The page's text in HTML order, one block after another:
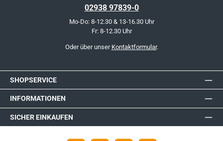
02938 97839-0
Mo-Do: 8-12.30 & 13-16.30 Uhr
Fr: 8-12.30 Uhr
Oder über unser Kontaktformular.
SHOPSERVICE
INFORMATIONEN
SICHER EINKAUFEN